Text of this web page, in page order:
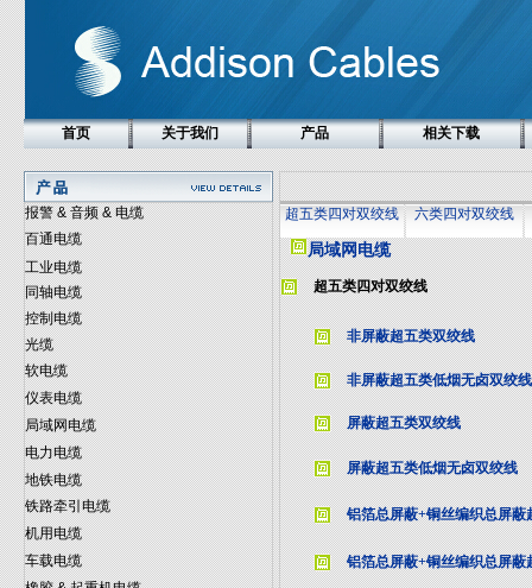
首页 关于我们 产品 相关下载
报警 & 音频 & 电缆
百通电缆
工业电缆
同轴电缆
控制电缆
光缆
软电缆
仪表电缆
局域网电缆
电力电缆
地铁电缆
铁路牵引电缆
机用电缆
车载电缆
超五类四对双绞线 六类四对双绞线
局域网电缆
超五类四对双绞线
非屏蔽超五类双绞线
非屏蔽超五类低烟无卤双绞线
屏蔽超五类双绞线
屏蔽超五类低烟无卤双绞线
铝箔总屏蔽+铜丝编织总屏蔽
铝箔总屏蔽+铜丝编织总屏蔽